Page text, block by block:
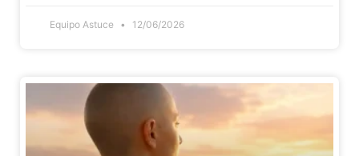
Equipo Astuce 12/06/2026